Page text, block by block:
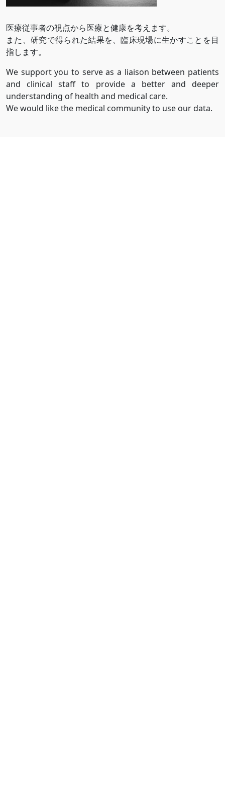
医療従事者の視点から医療と健康を考えます。
また、研究で得られた結果を、臨床現場に生かすことを目
指します。
We support you to serve as a liaison between patients
and clinical staff to provide a better and deeper
understanding of health and medical care.
We would like the medical community to use our data.